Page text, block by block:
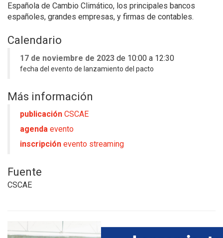
Española de Cambio Climático, los principales bancos
españoles, grandes empresas, y firmas de contables.
Calendario
17 de noviembre de 2023 de 10:00 a 12:30
fecha del evento de lanzamiento del pacto
Más información
publicación CSCAE
agenda evento
inscripción evento streaming
Fuente
CSCAE